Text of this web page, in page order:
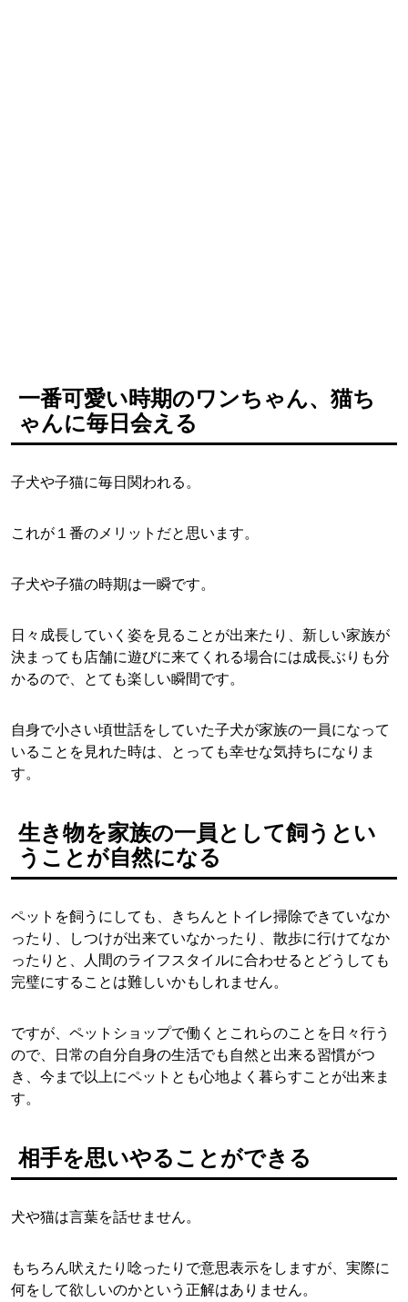
一番可愛い時期のワンちゃん、猫ち
ゃんに毎日会える
子犬や子猫に毎日関われる。
これが１番のメリットだと思います。
子犬や子猫の時期は一瞬です。
日々成長していく姿を見ることが出来たり、新しい家族が
決まっても店舗に遊びに来てくれる場合には成長ぶりも分
かるので、とても楽しい瞬間です。
自身で小さい頃世話をしていた子犬が家族の一員になって
いることを見れた時は、とっても幸せな気持ちになりま
す。
生き物を家族の一員として飼うとい
うことが自然になる
ペットを飼うにしても、きちんとトイレ掃除できていなか
ったり、しつけが出来ていなかったり、散歩に行けてなか
ったりと、人間のライフスタイルに合わせるとどうしても
完璧にすることは難しいかもしれません。
ですが、ペットショップで働くとこれらのことを日々行う
ので、日常の自分自身の生活でも自然と出来る習慣がつ
き、今まで以上にペットとも心地よく暮らすことが出来ま
す。
相手を思いやることができる
犬や猫は言葉を話せません。
もちろん吠えたり唸ったりで意思表示をしますが、実際に
何をして欲しいのかという正解はありません。